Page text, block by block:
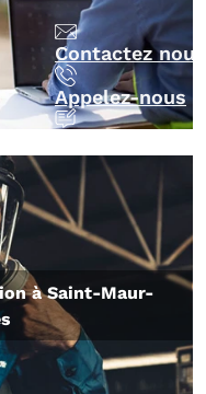
Contactez nous
Appelez-nous
à Saint-Maur-